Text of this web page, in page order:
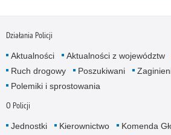
Działania Policji
Aktualności Aktualności z województw
Ruch drogowy
Poszukiwani
Polemiki i sprostowania
O Policji
Jednostki Kierownictwo
Komenda